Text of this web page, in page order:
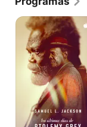
Los
últimos
días
Ptolemy
Grey